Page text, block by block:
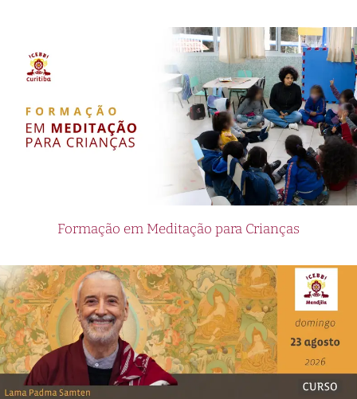
Formação em Meditação para Crianças